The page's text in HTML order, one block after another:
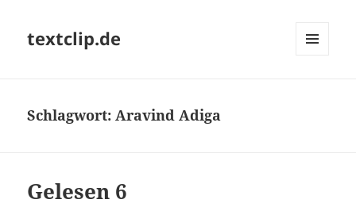
textclip.de
Schlagwort:Aravind Adiga
Gelesen 6